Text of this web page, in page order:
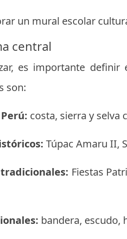
un mural escolar
central
es importante
son:
costa, sierra y selva
Túpac Amaru II,
Fiestas
bandera, escudo,